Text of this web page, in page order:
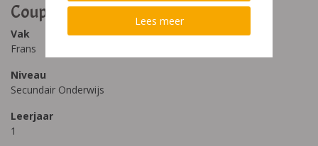
Coup de Coeur 1
Vak
Frans
Niveau
Secundair Onderwijs
Leerjaar
1
Lees meer